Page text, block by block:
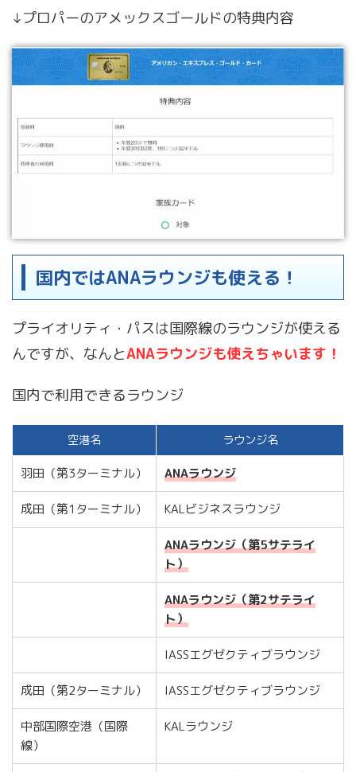
↓プロパーのアメックスゴールドの特典内容
国内ではANAラウンジも使える！
プライオリティ・パスは国際線のラウンジが使える
んですが、なんとANAラウンジも使えちゃいます！
国内で利用できるラウンジ
空港名 ラウンジ名
羽田（第3ターミナル） ANAラウンジ
成田（第1ターミナル） KALビジネスラウンジ
ANAラウンジ（第5サテライ
ト）
ANAラウンジ（第2サテライ
ト）
IASSエグゼクティブラウンジ
成田（第2ターミナル） IASSエグゼクティブラウンジ
中部国際空港（国際
線）
KALラウンジ